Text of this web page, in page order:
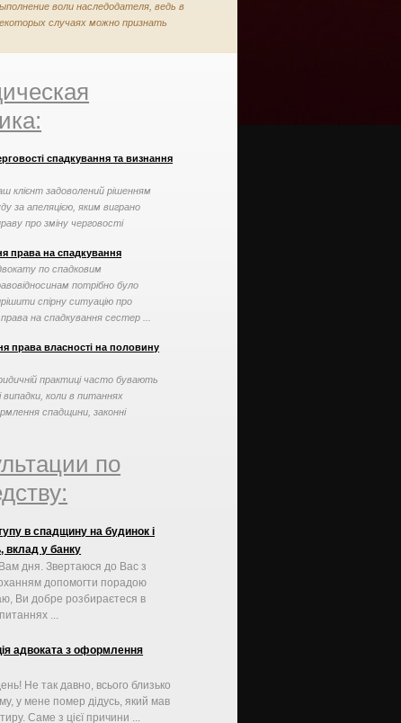
воли наследодателя, ведь в
случаях можно признать
спадкування та визнання
клієнт задоволений рішенням
за апеляцією, яким виграно
про зміну черговості
права на спадкування
по спадковим
потрібно було
спірну ситуацію про
на спадкування сестер ...
права власності на половину
практиці часто бувають
випадки, коли в питаннях
спадщини, законні
по
в спадщину на будинок і
вклад у банку
дня. Звертаюся до Вас з
допомогти порадою
Ви добре розбираєтеся в
...
адвоката з оформлення
Не так давно, всього близько
у мене помер дідусь, який мав
Саме з цієї причини ...